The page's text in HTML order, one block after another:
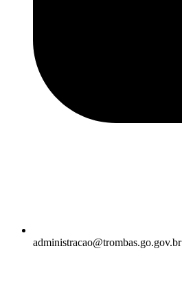
administracao@trombas.go.gov.br